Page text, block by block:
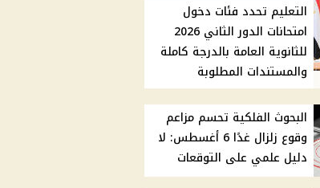
التعليم تحدد فئات دخول
امتحانات الدور الثاني 2026
للثانوية العامة بالدرجة كاملة
والمستندات المطلوبة
البحوث الفلكية تحسم مزاعم
وقوع زلزال غدًا 6 أغسطس: لا
دليل علمي على التوقعات